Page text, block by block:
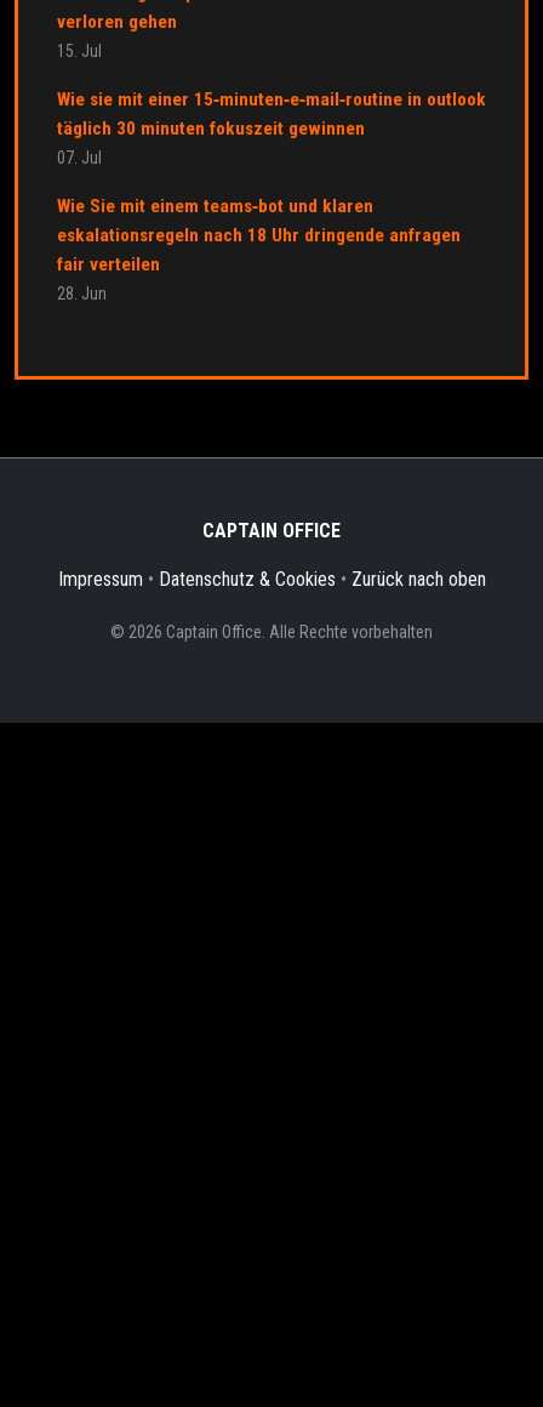
verloren gehen
15. Jul
Wie sie mit einer 15‑minuten‑e‑mail‑routine in outlook
täglich 30 minuten fokuszeit gewinnen
07. Jul
Wie Sie mit einem teams‑bot und klaren
eskalationsregeln nach 18 Uhr dringende anfragen
fair verteilen
28. Jun
CAPTAIN OFFICE
Impressum • Datenschutz & Cookies • Zurück nach oben
© 2026 Captain Office. Alle Rechte vorbehalten